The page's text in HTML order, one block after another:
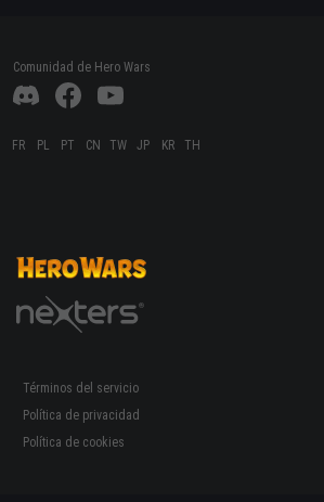
Comunidad de Hero Wars
FR PL PT CN TW JP KR TH
Términos del servicio
Política de privacidad
Política de cookies